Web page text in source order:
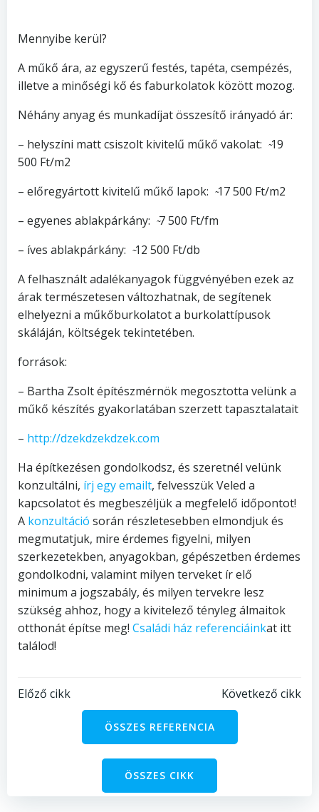
Mennyibe kerül?
A műkő ára, az egyszerű festés, tapéta, csempézés,
illetve a minőségi kő és faburkolatok között mozog.
Néhány anyag és munkadíjat összesítő irányadó ár:
– helyszíni matt csiszolt kivitelű műkő vakolat: ̴19
500 Ft/m2
– előregyártott kivitelű műkő lapok: ̴17 500 Ft/m2
– egyenes ablakpárkány: ̴7 500 Ft/fm
– íves ablakpárkány: ̴12 500 Ft/db
A felhasznált adalékanyagok függvényében ezek az
árak természetesen változhatnak, de segítenek
elhelyezni a műkőburkolatot a burkolattípusok
skáláján, költségek tekintetében.
források:
– Bartha Zsolt építészmérnök megosztotta velünk a
műkő készítés gyakorlatában szerzett tapasztalatait
– http://dzekdzekdzek.com
Ha építkezésen gondolkodsz, és szeretnél velünk
konzultálni, írj egy emailt, felvesszük Veled a
kapcsolatot és megbeszéljük a megfelelő időpontot!
A konzultáció során részletesebben elmondjuk és
megmutatjuk, mire érdemes figyelni, milyen
szerkezetekben, anyagokban, gépészetben érdemes
gondolkodni, valamint milyen terveket ír elő
minimum a jogszabály, és milyen tervekre lesz
szükség ahhoz, hogy a kivitelező tényleg álmaitok
otthonát építse meg! Családi ház referenciáinkat itt
találod!
Bejegyzés
navigáció
Előző cikk
Bejegyzés
navigáció
Következő cikk
ÖSSZES REFERENCIA
ÖSSZES CIKK